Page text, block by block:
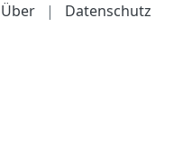
Über | Datenschutz